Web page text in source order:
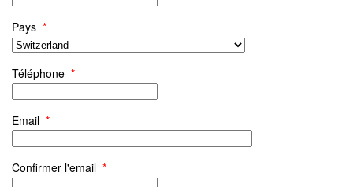
Pays *
Téléphone *
Email *
Confirmer l'email *